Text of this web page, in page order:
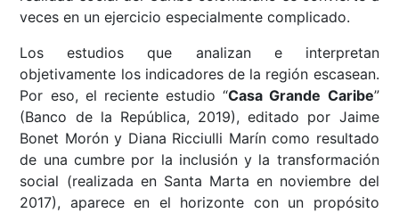
veces en un ejercicio especialmente complicado.
Los estudios que analizan e interpretan
objetivamente los indicadores de la región escasean.
Por eso, el reciente estudio “Casa Grande Caribe”
(Banco de la República, 2019), editado por Jaime
Bonet Morón y Diana Ricciulli Marín como resultado
de una cumbre por la inclusión y la transformación
social (realizada en Santa Marta en noviembre del
2017), aparece en el horizonte con un propósito